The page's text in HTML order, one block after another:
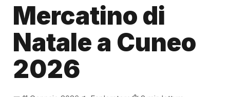
Mercatino di
Natale a Cuneo
2026